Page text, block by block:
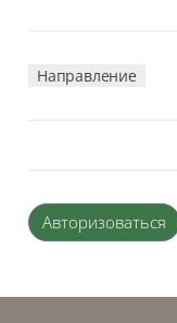
Направление
Авторизоваться